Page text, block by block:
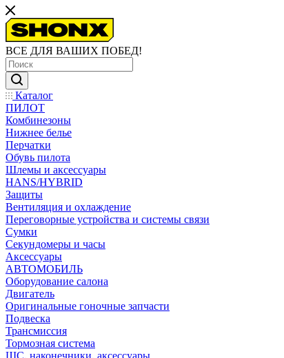
ВСЕ ДЛЯ ВАШИХ ПОБЕД!
Каталог
ПИЛОТ
Комбинезоны
Нижнее белье
Перчатки
Обувь пилота
Шлемы и аксессуары
HANS/HYBRID
Защиты
Вентиляция и охлаждение
Переговорные устройства и системы связи
Сумки
Секундомеры и часы
Аксессуары
АВТОМОБИЛЬ
Оборудование салона
Двигатель
Оригинальные гоночные запчасти
Подвеска
Трансмиссия
Тормозная система
ШС, наконечники, аксессуары